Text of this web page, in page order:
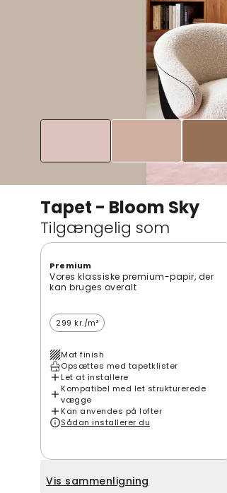
Tapet - Bloom Sky
Tilgængelig som
Premium
Vores klassiske premium-papir, der
kan bruges overalt
299 kr./m²
Mat finish
Opsættes med tapetklister
Let at installere
Kompatibel med let strukturerede
vægge
Kan anvendes på lofter
Sådan installerer du
Vis sammenligning